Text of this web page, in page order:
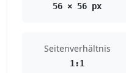
56 × 56 px
Seitenverhältnis
1:1